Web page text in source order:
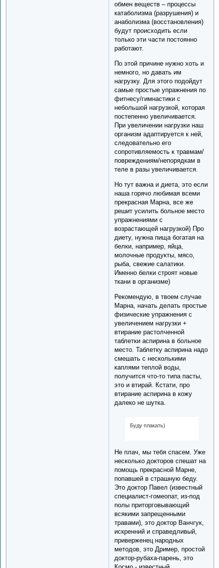
обмен веществ – процессы
катаболизма (разрушения) и
анаболизма (восстановления)
будут происходить если
только эти части постоянно
работают.
По этой причине нужно хоть и
немного, но давать им
нагрузку. Для этого подойдут
самые простые упражнения по
фитнесу/гимнастики с
небольшой нагрузкой, которая
постепенно увеличивается.
При увеличении нагрузки наш
организм адаптируется к ней,
следовательно его
сопротивляемость к травмам/
повреждениям/непорядкам в
теле в разы увеличивается.
Но тут важна и диета, это если
наша горячо любимая всеми
прекрасная Марна, все же
решит усилить больное место
упражнениями с
возрастающей нагрузкой) Про
диету, нужна пища богатая на
белки, например, яйца,
молочные продукты, мясо,
рыба, свежие салатики.
Именно белки строят новые
ткани в организме)
Рекомендую, в твоем случае
Марна, начать делать простые
физические упражнения с
увеличением нагрузки +
втирание растолченной
таблетки аспирина в больное
место. Таблетку аспирина надо
смешать с несколькими
каплями теплой воды,
получится что-то типа пасты,
это и втирай. Кстати, про
втирание аспирина в кожу
далеко не шутка.
Буду плакать)
Не плач, мы тебя спасем. Уже
несколько докторов спешат на
помощь прекрасной Марне,
попавшей в страшную беду.
Это доктор Павел (известный
специалист-гомеопат, из-под
полы приторговывающий
всякими запрещенными
травами), это доктор Ванчгук,
искренний и справедливый,
приверженец народных
методов, это Дример, простой
доктор-рубаха-парень, это